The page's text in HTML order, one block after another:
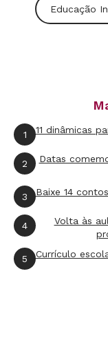
Educação
1 11 dinâmicas
2
Datas
3 Baixe 14
4
Volta às
5 Currículo